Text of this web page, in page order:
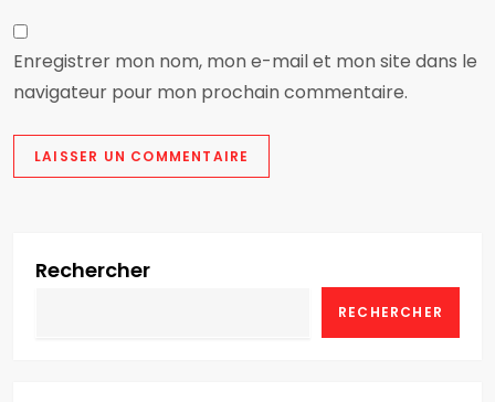
Enregistrer mon nom, mon e-mail et mon site dans le
navigateur pour mon prochain commentaire.
Rechercher
RECHERCHER